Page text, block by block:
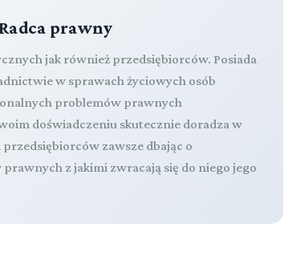
prawny
jak również przedsiębiorców. Posiada
w sprawach życiowych osób
problemów prawnych
doświadczeniu skutecznie doradza w
zawsze dbając o
z jakimi zwracają się do niego jego